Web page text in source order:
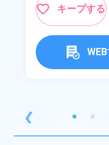
❮
キープする